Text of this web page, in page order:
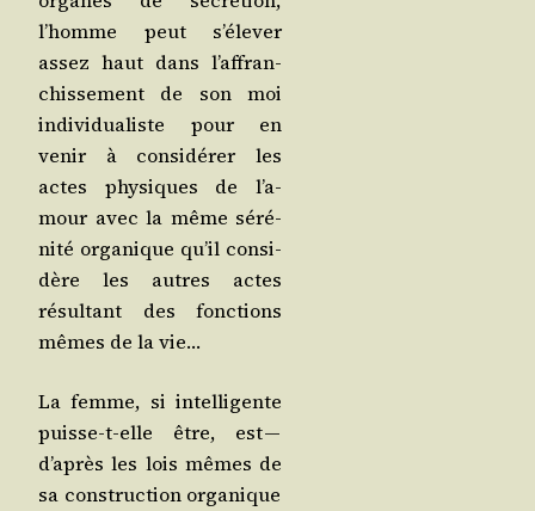
l’homme peut s’é­le­ver
assez haut dans l’af­fran­
chis­se­ment de son moi
indi­vi­dua­liste pour en
venir à consi­dé­rer les
actes phy­siques de l’a­
mour avec la même séré­
ni­té orga­nique qu’il consi­
dère les autres actes
résul­tant des fonc­tions
mêmes de la vie…
La femme, si intel­li­gente
puisse-t-elle être, est —
d’a­près les lois mêmes de
sa construc­tion orga­nique